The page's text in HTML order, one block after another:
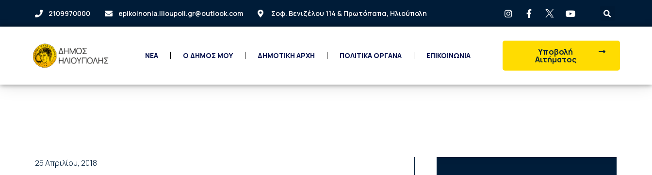
2109970000 epikoinonia.ilioupoli.gr@outlook.com Σοφ. Βενιζέλου 114 & Πρωτόπαπα, Ηλιούπολη
ΝΕΑ Ο ΔΗΜΟΣ ΜΟΥ ΔΗΜΟΤΙΚΗ ΑΡΧΗ ΠΟΛΙΤΙΚΑ ΟΡΓΑΝΑ ΕΠΙΚΟΙΝΩΝΙΑ Υποβολή
Αιτήματος
25 Απριλίου, 2018